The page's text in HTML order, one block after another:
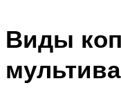
Виды